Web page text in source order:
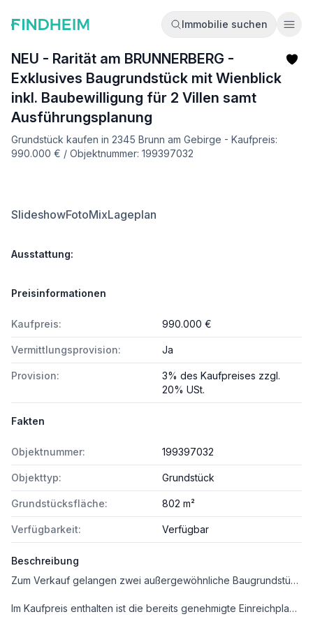
Immobilie suchen
NEU - Rarität am BRUNNERBERG -
Exklusives Baugrundstück mit Wienblick
inkl. Baubewilligung für 2 Villen samt
Ausführungsplanung
Grundstück kaufen in 2345 Brunn am Gebirge - Kaufpreis:
990.000 € / Objektnummer: 199397032
SlideshowFotoMixLageplan
Ausstattung:
Preisinformationen
Kaufpreis: 990.000 €
Vermittlungsprovision: Ja
Provision:
3% des Kaufpreises zzgl.
20% USt.
Fakten
Objektnummer: 199397032
Objekttyp: Grundstück
Grundstücksfläche: 802 m²
Verfügbarkeit: Verfügbar
Beschreibung
Zum Verkauf gelangen zwei außergewöhnliche Baugrundstücke mit jeweils 802 m² lt. Grundbuch in einer der exklusivsten Wohnlagen von Brunn am Gebirge – dem wunderschönen von Weingärten umgebenen Brunnerberg. Die beiden Grundstücke liegen direkt nebeneinander und können bei Bedarf auch gerne zusammen mit einer Gesamtfläche von 1.604 m² lt. Grundbuch angekauft werden. Dies eröffnet Ihnen die seltene Chance, Ihre Wunschimmobilie nach individuellen Vorstellungen zu realisieren. Ihrer Kreativität sind dabei kaum Grenzen gesetzt, und nach Fertigstellung Ihres Projekts können Sie einen beeindruckenden Fernblick bis nach Wien genießen.
Im Kaufpreis enthalten ist die bereits genehmigte Einreichplanung inklusive sämtlicher Unterlagen für die Errichtung von zwei traumhaften Villen.